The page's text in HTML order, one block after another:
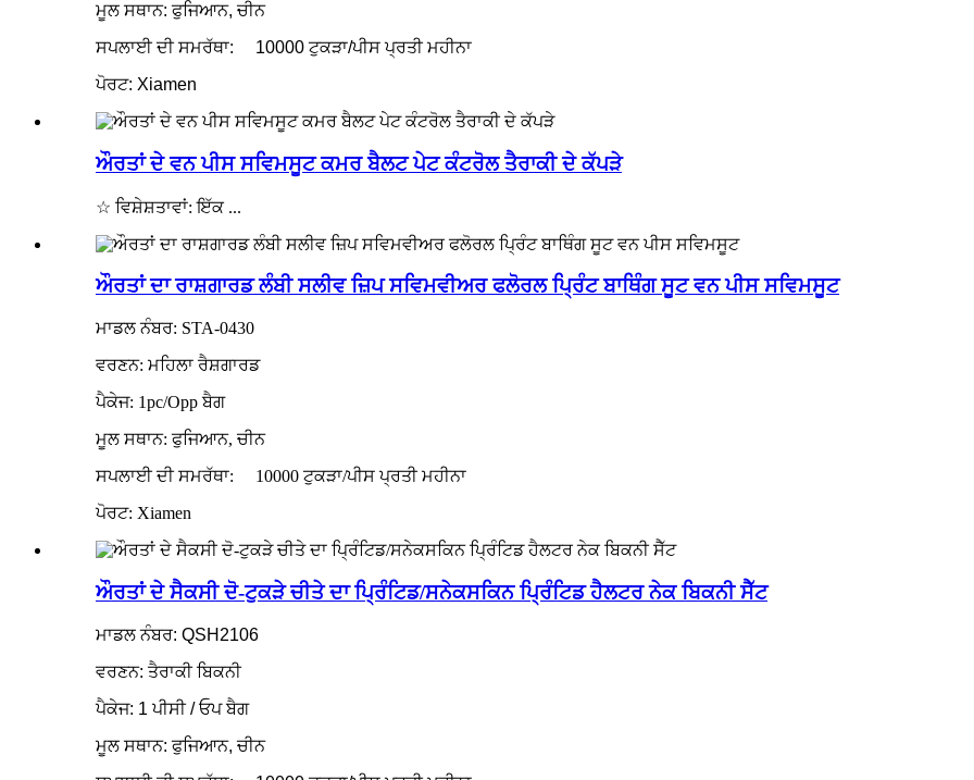
ਮੂਲ ਸਥਾਨ: ਫੁਜਿਆਨ, ਚੀਨ
ਸਪਲਾਈ ਦੀ ਸਮਰੱਥਾ:
10000 ਟੁਕੜਾ/ਪੀਸ ਪ੍ਰਤੀ ਮਹੀਨਾ
ਪੋਰਟ: Xiamen
ਔਰਤਾਂ ਦੇ ਵਨ ਪੀਸ ਸਵਿਮਸੂਟ ਕਮਰ ਬੈਲਟ ਪੇਟ ਕੰਟਰੋਲ ਤੈਰਾਕੀ ਦੇ ਕੱਪੜੇ
☆ ਵਿਸ਼ੇਸ਼ਤਾਵਾਂ: ਇੱਕ ...
ਔਰਤਾਂ ਦਾ ਰਾਸ਼ਗਾਰਡ ਲੰਬੀ ਸਲੀਵ ਜ਼ਿਪ ਸਵਿਮਵੀਅਰ ਫਲੋਰਲ ਪ੍ਰਿੰਟ ਬਾਥਿੰਗ ਸੂਟ ਵਨ ਪੀਸ ਸਵਿਮਸੂਟ
ਮਾਡਲ ਨੰਬਰ: STA-0430
ਵਰਣਨ: ਮਹਿਲਾ ਰੈਸ਼ਗਾਰਡ
ਪੈਕੇਜ: 1pc/Opp ਬੈਗ
ਮੂਲ ਸਥਾਨ: ਫੁਜਿਆਨ, ਚੀਨ
ਸਪਲਾਈ ਦੀ ਸਮਰੱਥਾ:
10000 ਟੁਕੜਾ/ਪੀਸ ਪ੍ਰਤੀ ਮਹੀਨਾ
ਪੋਰਟ: Xiamen
ਔਰਤਾਂ ਦੇ ਸੈਕਸੀ ਦੋ-ਟੁਕੜੇ ਚੀਤੇ ਦਾ ਪ੍ਰਿੰਟਿਡ/ਸਨੇਕਸਕਿਨ ਪ੍ਰਿੰਟਿਡ ਹੈਲਟਰ ਨੇਕ ਬਿਕਨੀ ਸੈੱਟ
ਮਾਡਲ ਨੰਬਰ: QSH2106
ਵਰਣਨ: ਤੈਰਾਕੀ ਬਿਕਨੀ
ਪੈਕੇਜ: 1 ਪੀਸੀ / ਓਪ ਬੈਗ
ਮੂਲ ਸਥਾਨ: ਫੁਜਿਆਨ, ਚੀਨ